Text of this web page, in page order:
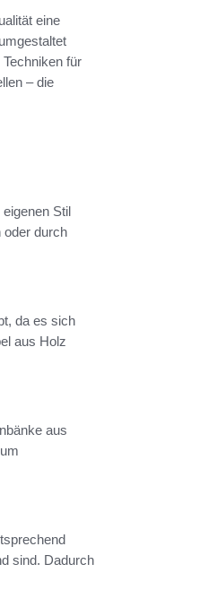
eine
für
– die
Stil
oder durch
da es sich
aus Holz
aus
sind. Dadurch